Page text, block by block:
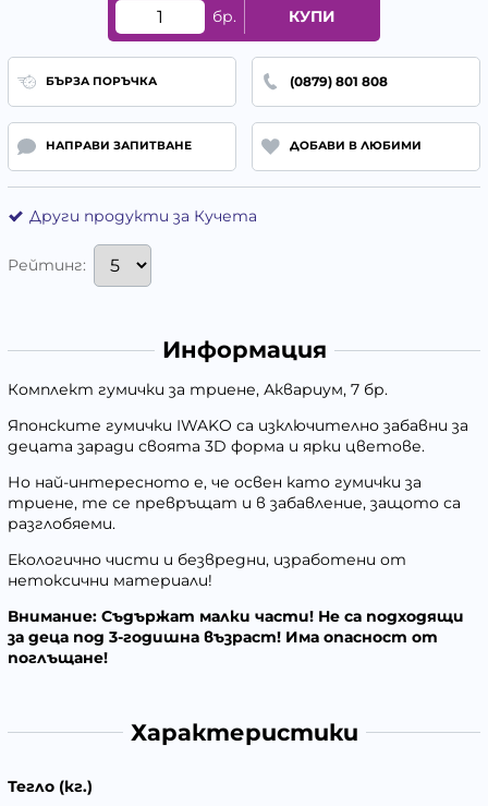
бр. КУПИ
БЪРЗА ПОРЪЧКА (0879) 801 808
НАПРАВИ ЗАПИТВАНЕ ДОБАВИ В ЛЮБИМИ
Други продукти за Кучета
Рейтинг:
Информация
Комплект гумички за триене, Аквариум, 7 бр.
Японските гумички IWAKO са изключително забавни за
децата заради своята 3D форма и ярки цветове.
Но най-интересното е, че освен като гумички за
триене, те се превръщат и в забавление, защото са
разглобяеми.
Екологично чисти и безвредни, изработени от
нетоксични материали!
Внимание: Съдържат малки части! Не са подходящи
за деца под 3-годишна възраст! Има опасност от
поглъщане!
Характеристики
Тегло (кг.)